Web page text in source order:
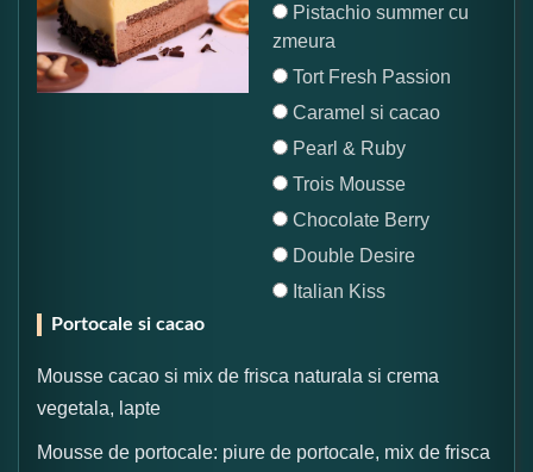
Pistachio summer cu
zmeura
Tort Fresh Passion
Caramel si cacao
Pearl & Ruby
Trois Mousse
Chocolate Berry
Double Desire
Italian Kiss
Portocale si cacao
Mousse cacao si mix de frisca naturala si crema
vegetala, lapte
Mousse de portocale: piure de portocale, mix de frisca